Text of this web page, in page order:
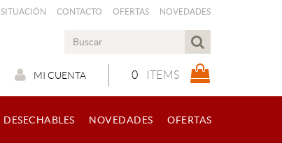
SITUACIÓN CONTACTO OFERTAS NOVEDADES
0 ITEMS
MI CUENTA
DESECHABLES NOVEDADES OFERTAS